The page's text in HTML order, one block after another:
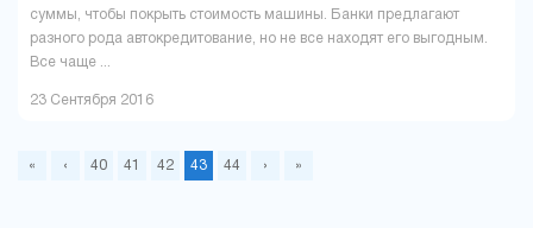
суммы, чтобы покрыть стоимость машины. Банки предлагают
разного рода автокредитование, но не все находят его выгодным.
Все чаще ...
23 Сентября 2016
« ‹ 40 41 42 43 44 › »